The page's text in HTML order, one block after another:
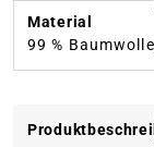
Material
99 %